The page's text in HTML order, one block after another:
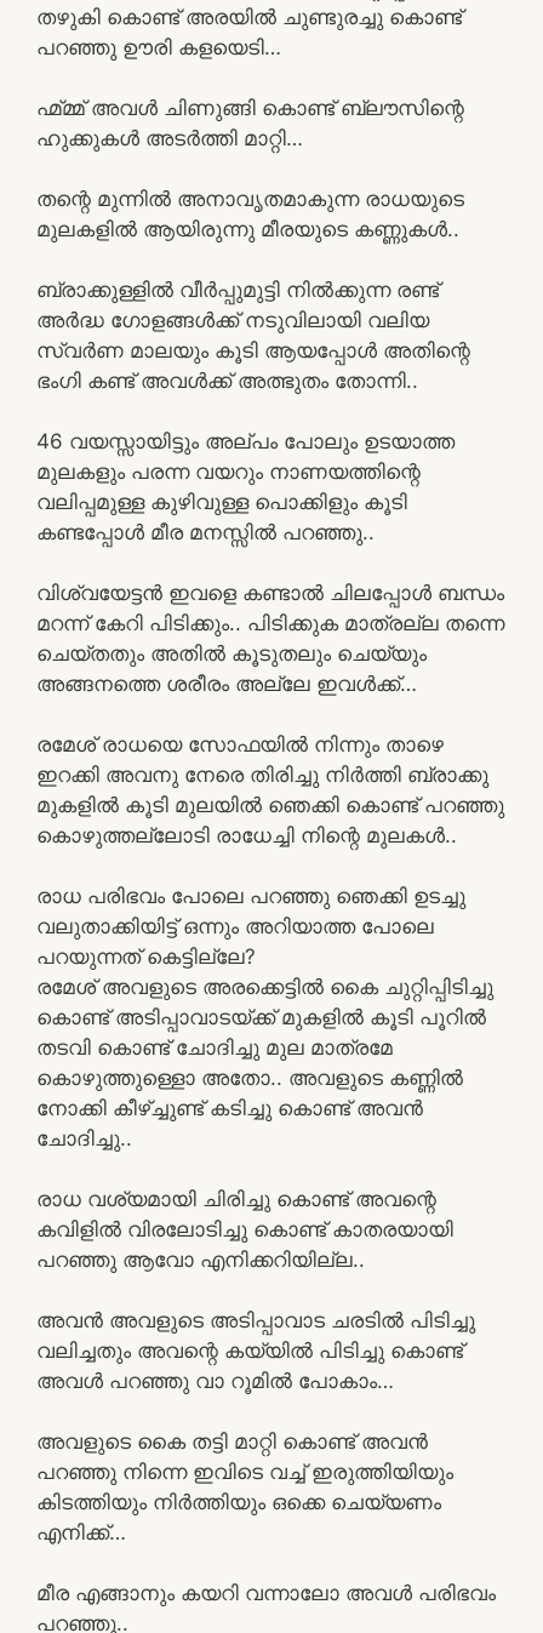
തഴുകി കൊണ്ട് അരയിൽ ചുണ്ടുരച്ചു കൊണ്ട്
പറഞ്ഞു ഊരി കളയെടി…
ഹ്മ്മ്മ് അവൾ ചിണുങ്ങി കൊണ്ട് ബ്ലൗസിന്റെ
ഹുക്കുകൾ അടർത്തി മാറ്റി…
തന്റെ മുന്നിൽ അനാവൃതമാകുന്ന രാധയുടെ
മുലകളിൽ ആയിരുന്നു മീരയുടെ കണ്ണുകൾ..
ബ്രാക്കുള്ളിൽ വീർപ്പുമുട്ടി നിൽക്കുന്ന രണ്ട്
അർദ്ധ ഗോളങ്ങൾക്ക് നടുവിലായി വലിയ
സ്വർണ മാലയും കൂടി ആയപ്പോൾ അതിന്റെ
ഭംഗി കണ്ട് അവൾക്ക് അത്ഭുതം തോന്നി..
46 വയസ്സായിട്ടും അല്പം പോലും ഉടയാത്ത
മുലകളും പരന്ന വയറും നാണയത്തിന്റെ
വലിപ്പമുള്ള കുഴിവുള്ള പൊക്കിളും കൂടി
കണ്ടപ്പോൾ മീര മനസ്സിൽ പറഞ്ഞു..
വിശ്വയേട്ടൻ ഇവളെ കണ്ടാൽ ചിലപ്പോൾ ബന്ധം
മറന്ന് കേറി പിടിക്കും.. പിടിക്കുക മാത്രല്ല തന്നെ
ചെയ്തതും അതിൽ കൂടുതലും ചെയ്യും
അങ്ങനത്തെ ശരീരം അല്ലേ ഇവൾക്ക്…
രമേശ് രാധയെ സോഫയിൽ നിന്നും താഴെ
ഇറക്കി അവനു നേരെ തിരിച്ചു നിർത്തി ബ്രാക്കു
മുകളിൽ കൂടി മുലയിൽ ഞെക്കി കൊണ്ട് പറഞ്ഞു
കൊഴുത്തല്ലോടി രാധേച്ചി നിന്റെ മുലകൾ..
രാധ പരിഭവം പോലെ പറഞ്ഞു ഞെക്കി ഉടച്ചു
വലുതാക്കിയിട്ട് ഒന്നും അറിയാത്ത പോലെ
പറയുന്നത് കെട്ടില്ലേ?
രമേശ് അവളുടെ അരക്കെട്ടിൽ കൈ ചുറ്റിപ്പിടിച്ചു
കൊണ്ട് അടിപ്പാവാടയ്ക്ക് മുകളിൽ കൂടി പൂറിൽ
തടവി കൊണ്ട് ചോദിച്ചു മുല മാത്രമേ
കൊഴുത്തുള്ളൊ അതോ.. അവളുടെ കണ്ണിൽ
നോക്കി കീഴ്ച്ചുണ്ട് കടിച്ചു കൊണ്ട് അവൻ
ചോദിച്ചു..
രാധ വശ്യമായി ചിരിച്ചു കൊണ്ട് അവന്റെ
കവിളിൽ വിരലോടിച്ചു കൊണ്ട് കാതരയായി
പറഞ്ഞു ആവോ എനിക്കറിയില്ല..
അവൻ അവളുടെ അടിപ്പാവാട ചരടിൽ പിടിച്ചു
വലിച്ചതും അവന്റെ കയ്യിൽ പിടിച്ചു കൊണ്ട്
അവൾ പറഞ്ഞു വാ റൂമിൽ പോകാം…
അവളുടെ കൈ തട്ടി മാറ്റി കൊണ്ട് അവൻ
പറഞ്ഞു നിന്നെ ഇവിടെ വച്ച് ഇരുത്തിയിയും
കിടത്തിയും നിർത്തിയും ഒക്കെ ചെയ്യണം
എനിക്ക്…
മീര എങ്ങാനും കയറി വന്നാലോ അവൾ പരിഭവം
പറഞ്ഞു..